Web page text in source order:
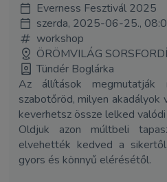
Everness Fesztivál 2025
szerda, 2025-06-25.,
workshop
ÖRÖMVILÁG
Tündér Boglárka
Az állítások megmutatják
szabotőröd, milyen
keverhetsz össze lelked valódi
Oldjuk azon múltbeli
elvehették kedved a
gyors és könnyű elérésétől.